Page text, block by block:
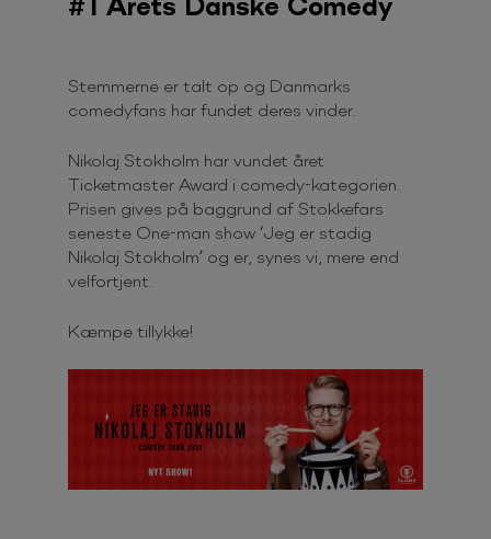
Stemmerne er talt op og Danmarks
comedyfans har fundet deres vinder.
Nikolaj Stokholm har vundet året
Ticketmaster Award i comedy-kategorien.
Prisen gives på baggrund af Stokkefars
seneste One-man show ‘Jeg er stadig
Nikolaj Stokholm’ og er, synes vi, mere end
velfortjent.
Kæmpe tillykke!